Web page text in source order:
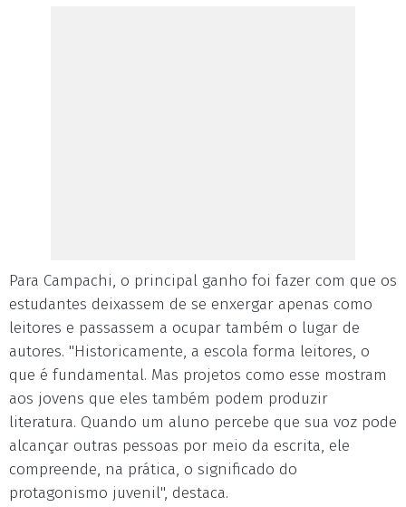
Para Campachi, o principal ganho foi fazer com que os
estudantes deixassem de se enxergar apenas como
leitores e passassem a ocupar também o lugar de
autores. "Historicamente, a escola forma leitores, o
que é fundamental. Mas projetos como esse mostram
aos jovens que eles também podem produzir
literatura. Quando um aluno percebe que sua voz pode
alcançar outras pessoas por meio da escrita, ele
compreende, na prática, o significado do
protagonismo juvenil", destaca.